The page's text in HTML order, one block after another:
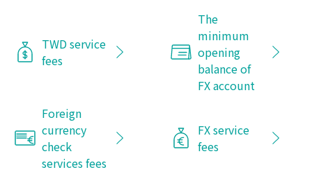
TWD service
fees
The
minimum
opening
balance of
FX account
Foreign
currency
check
services fees
FX service
fees